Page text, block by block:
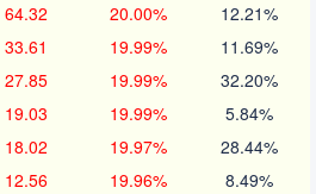
64.32 20.00% 12.21%
33.61 19.99% 11.69%
27.85 19.99% 32.20%
19.03 19.99% 5.84%
18.02 19.97% 28.44%
12.56 19.96% 8.49%